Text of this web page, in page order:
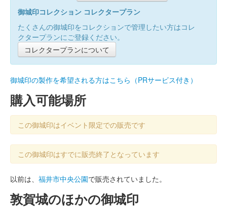
御城印コレクション コレクタープラン
たくさんの御城印をコレクションで管理したい方はコレ
クタープランにご登録ください。
コレクタープランについて
御城印の製作を希望される方はこちら（PRサービス付き）
購入可能場所
この御城印はイベント限定での販売です
この御城印はすでに販売終了となっています
以前は、 福井市中央公園で販売されていました。
敦賀城のほかの御城印